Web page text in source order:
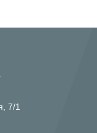
7/1